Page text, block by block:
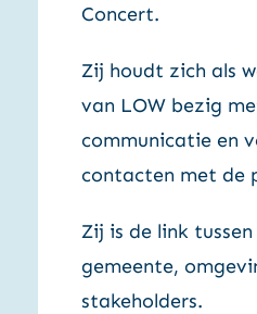
Concert.
Zij houdt zich als
van LOW bezig
communicatie en
contacten met de
Zij is de link tussen
gemeente,
stakeholders.